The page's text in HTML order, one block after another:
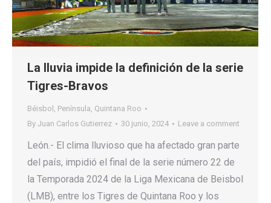
La lluvia impide la definición de la serie
Tigres-Bravos
Béisbol , Península, Quintana Roo
By Juan Carlos Gutierrez 30 junio, 2024 Leave a comment
León.- El clima lluvioso que ha afectado gran parte
del país, impidió el final de la serie número 22 de
la Temporada 2024 de la Liga Mexicana de Beisbol
(LMB), entre los Tigres de Quintana Roo y los